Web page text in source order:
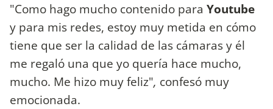
"Como hago mucho contenido para Youtube
y para mis redes, estoy muy metida en cómo
tiene que ser la calidad de las cámaras y él
me regaló una que yo quería hace mucho,
mucho. Me hizo muy feliz", confesó muy
emocionada.